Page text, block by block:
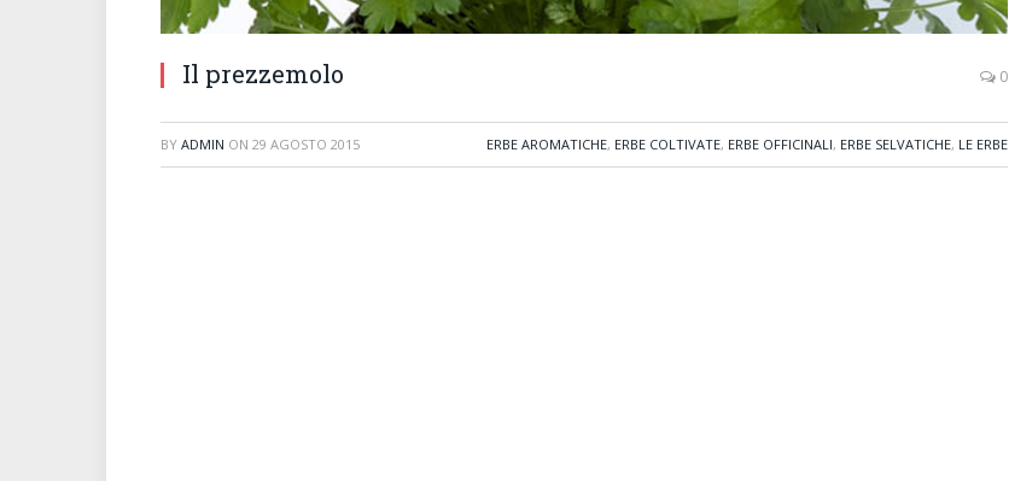
Il prezzemolo 0
BY ADMIN ON 29 AGOSTO 2015 ERBE AROMATICHE, ERBE COLTIVATE, ERBE OFFICINALI, ERBE SELVATICHE, LE ERBE